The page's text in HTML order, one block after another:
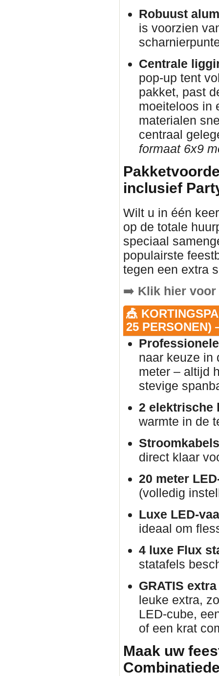
Robuust
is voorzien
Centrale
pop-up tent
pakket, past
moeiteloos in
materialen
centraal
formaat 6x9
inclusief
Wilt u in één
op de totale
speciaal
populairste
tegen een extra
➡️ Klik hier
🎪
25 PERSONEN)
naar keuze in
meter – altijd
stevige
2 elektrische
warmte in de
direct klaar
20 meter
(volledig
Luxe LED-
ideaal om
4 luxe Flux
statafels
GRATIS
leuke extra,
LED-cube,
of een krat
Maak uw